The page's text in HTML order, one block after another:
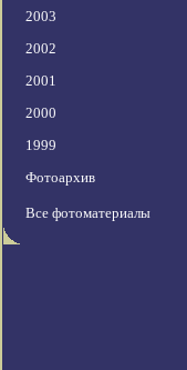
2003
2002
2001
2000
1999
Фотоархив
Все фотоматериалы